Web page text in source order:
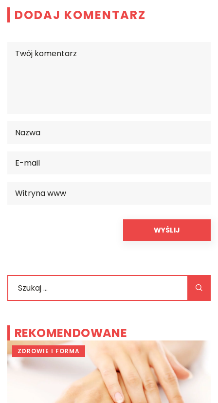
DODAJ KOMENTARZ
REKOMENDOWANE
ZDROWIE I FORMA